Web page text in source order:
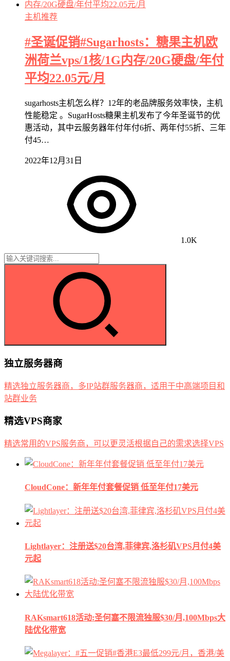
主机推荐
#圣诞促销#Sugarhosts：糖果主机欧
洲荷兰vps/1核/1G内存/20G硬盘/年付
平均22.05元/月
sugarhosts主机怎么样？12年的老品牌服务效率快，主机
性能稳定 。SugarHosts糖果主机发布了今年圣诞节的优
惠活动，其中云服务器年付年付6折、两年付55折、三年
付45…
2022年12月31日
1.0K
独立服务器商
精选独立服务器商，多IP站群服务器商，适用于中高端项目和
站群业务
精选VPS商家
精选常用的VPS服务商，可以更灵活根据自己的需求选择VPS
CloudCone：新年年付套餐促销 低至年付17美元
Lightlayer：注册送$20台湾,菲律宾,洛杉矶VPS月付4美
元起
RAKsmart618活动:圣何塞不限流独服$30/月,100Mbps大
陆优化带宽